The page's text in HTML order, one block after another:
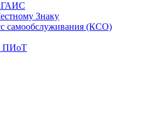
Знаку
самообслуживания (КСО)
ПИоТ